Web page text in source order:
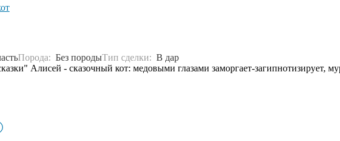
Порода: Без породыТип сделки: В дар
Алисей - сказочный кот: медовыми глазами заморгает-загипнотизирует,